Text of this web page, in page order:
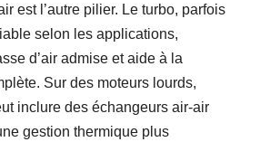
est l’autre pilier. Le turbo, parfois
selon les applications,
d’air admise et aide à la
Sur des moteurs lourds,
inclure des échangeurs air-air
gestion thermique plus